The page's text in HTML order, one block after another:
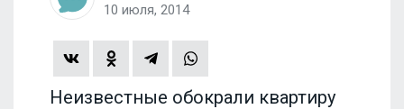
10 июля, 2014
Неизвестные обокрали квартиру